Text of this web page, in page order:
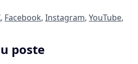
, Facebook, Instagram, YouTube,
poste